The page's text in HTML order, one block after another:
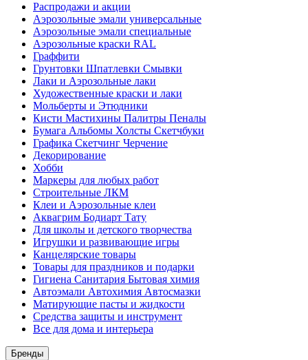
Распродажи и акции
Аэрозольные эмали универсальные
Аэрозольные эмали специальные
Аэрозольные краски RAL
Граффити
Грунтовки Шпатлевки Смывки
Лаки и Аэрозольные лаки
Художественные краски и лаки
Мольберты и Этюдники
Кисти Мастихины Палитры Пеналы
Бумага Альбомы Холсты Скетчбуки
Графика Скетчинг Черчение
Декорирование
Хобби
Маркеры для любых работ
Строительные ЛКМ
Клеи и Аэрозольные клеи
Аквагрим Бодиарт Тату
Для школы и детского творчества
Игрушки и развивающие игры
Канцелярские товары
Товары для праздников и подарки
Гигиена Санитария Бытовая химия
Автоэмали Автохимия Автосмазки
Матирующие пасты и жидкости
Средства защиты и инструмент
Все для дома и интерьера
Бренды